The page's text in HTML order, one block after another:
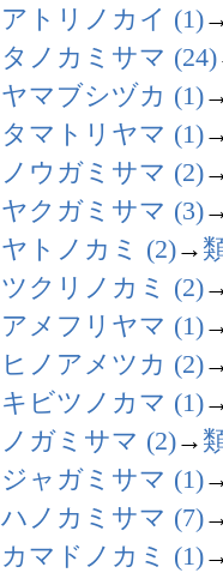
アトリノカイ (1)
タノカミサマ (24)
ヤマブシヅカ (1)
タマトリヤマ (1)
ノウガミサマ (2)
ヤクガミサマ (3)
ヤトノカミ (2)→
ツクリノカミ (2)
アメフリヤマ (1)
ヒノアメツカ (2)
キビツノカマ (1)
ノガミサマ (2)→
ジャガミサマ (1)
ハノカミサマ (7)
カマドノカミ (1)